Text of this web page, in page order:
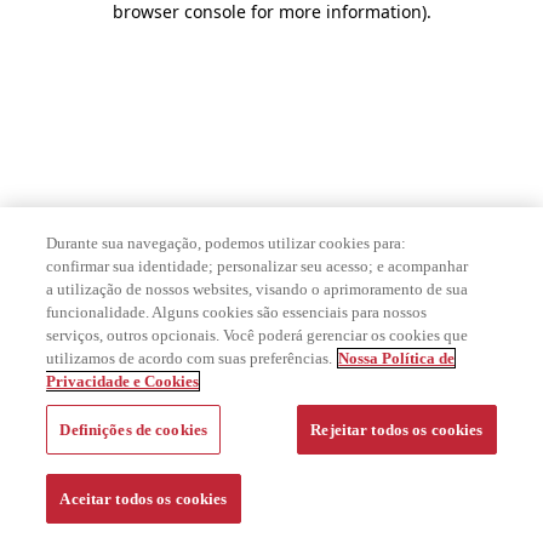
browser console for more information).
Durante sua navegação, podemos utilizar cookies para:
confirmar sua identidade; personalizar seu acesso; e acompanhar
a utilização de nossos websites, visando o aprimoramento de sua
funcionalidade. Alguns cookies são essenciais para nossos
serviços, outros opcionais. Você poderá gerenciar os cookies que
utilizamos de acordo com suas preferências. Nossa Política de
Privacidade e Cookies
Definições de cookies Rejeitar todos os cookies
Aceitar todos os cookies